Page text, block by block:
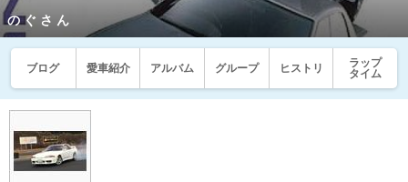
の ぐ さ ん
ブログ 愛車紹介 アルバム グループ ヒストリ
ラップ
タイム